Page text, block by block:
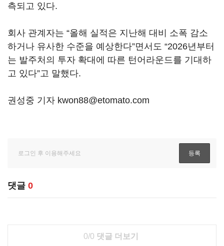
측되고 있다.
회사 관계자는 “올해 실적은 지난해 대비 소폭 감소
하거나 유사한 수준을 예상한다”면서도 “2026년부터
는 발주처의 투자 확대에 따른 턴어라운드를 기대하
고 있다”고 말했다.
권성중 기자 kwon88@etomato.com
댓글 0
0/0 댓글 더보기